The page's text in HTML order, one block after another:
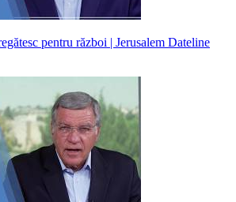
pentru război | Jerusalem Dateline